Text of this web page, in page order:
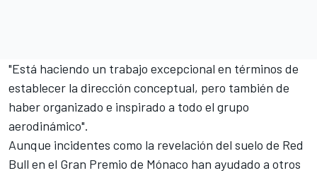
"Está haciendo un trabajo excepcional en términos de
establecer la dirección conceptual, pero también de
haber organizado e inspirado a todo el grupo
aerodinámico".
Aunque incidentes como la revelación del suelo de Red
Bull en el Gran Premio de Mónaco han ayudado a otros